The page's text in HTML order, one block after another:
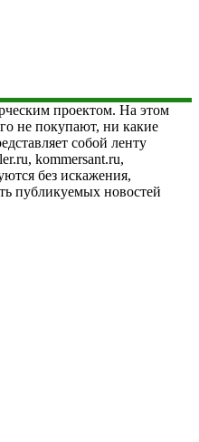
проектом. На этом
не покупают, ни какие
собой ленту
kommersant.ru,
без искажения,
публикуемых новостей